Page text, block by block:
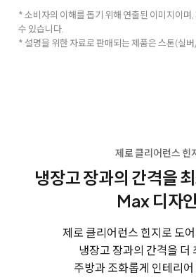
* 소비자의 이해를 돕기 위해 연출된 이미지이며
수 있습니다.
* 설명을 위한 자료로 판매되는 제품은 스톤(실
제로 클리어런스 힌
냉장고 장과의 간격을
Max 디자인
제로 클리어런스 힌지로 도
냉장고 장과의 간격을 더
주방과 조화롭게 인테리